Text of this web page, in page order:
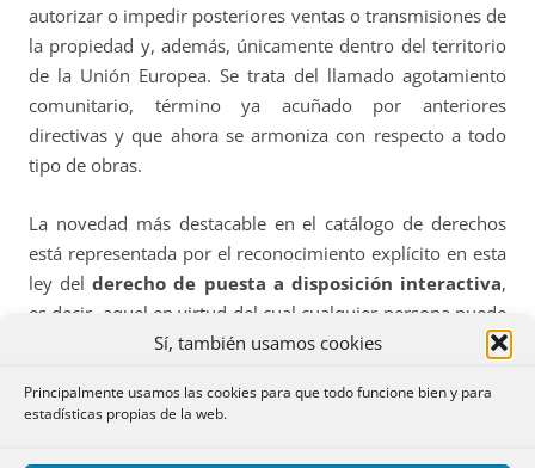
Sí, también usamos cookies
Principalmente usamos las cookies para que todo funcione bien y para
estadísticas propias de la web.
autorizar o impedir posteriores ventas o transmisiones de
la propiedad y, además, únicamente dentro del territorio
de la Unión Europea. Se trata del llamado agotamiento
comunitario, término ya acuñado por anteriores
directivas y que ahora se armoniza con respecto a todo
tipo de obras.
La novedad más destacable en el catálogo de derechos
está representada por el reconocimiento explícito en esta
ley delderecho de puesta a disposición interactiva,
es decir, aquel en virtud del cual cualquier persona puede
acceder a las obras desde el lugar y en el momento que
regulación del régimen de copia privadaen la que se